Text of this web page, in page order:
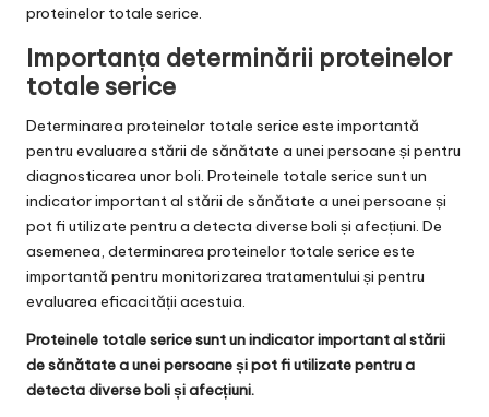
proteinelor totale serice.
Importanța determinării proteinelor
totale serice
Determinarea proteinelor totale serice este importantă
pentru evaluarea stării de sănătate a unei persoane și pentru
diagnosticarea unor boli. Proteinele totale serice sunt un
indicator important al stării de sănătate a unei persoane și
pot fi utilizate pentru a detecta diverse boli și afecțiuni. De
asemenea, determinarea proteinelor totale serice este
importantă pentru monitorizarea tratamentului și pentru
evaluarea eficacității acestuia.
Proteinele totale serice sunt un indicator important al stării
de sănătate a unei persoane și pot fi utilizate pentru a
detecta diverse boli și afecțiuni.